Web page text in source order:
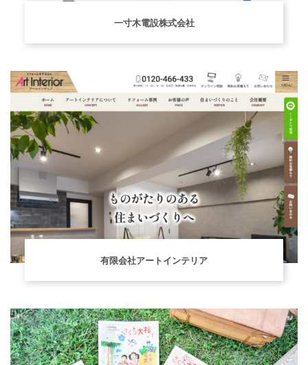
一寸木電設株式会社
有限会社アートインテリア